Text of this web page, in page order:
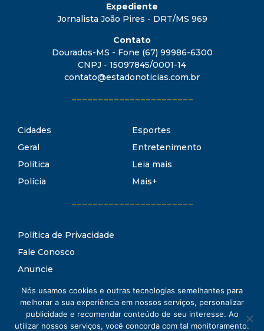
Expediente
Jornalista João Pires - DRT/MS 969
Contato
Dourados-MS - Fone (67) 99986-6300
CNPJ - 15097845/0001-14
contato@estadonoticias.com.br
Cidades
Geral
Política
Polícia
Esportes
Entretenimento
Leia mais
Mais+
Política de Privacidade
Fale Conosco
Anuncie
Termos de Uso
Conheça oEstado Notícias
Nós usamos cookies e outras tecnologias semelhantes para
melhorar a sua experiência em nossos serviços, personalizar
publicidade e recomendar conteúdo de seu interesse. Ao
utilizar nossos serviços, você concorda com tal monitoramento.